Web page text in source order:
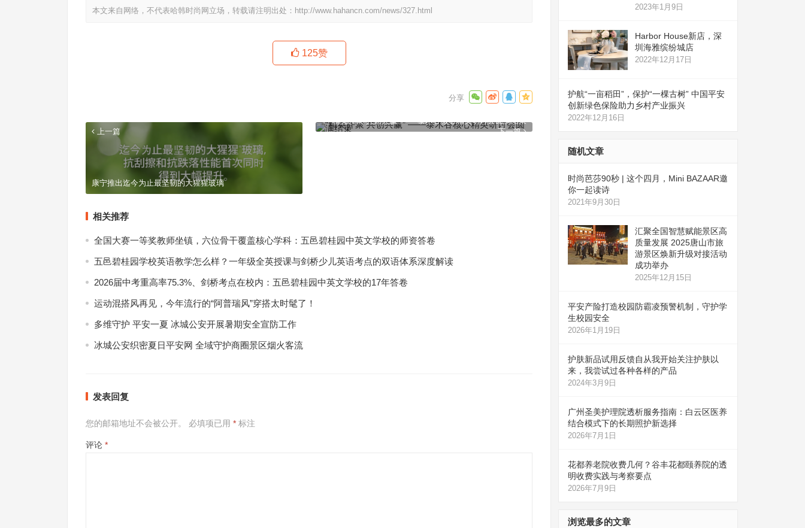
本文来自网络，不代表哈韩时尚网立场，转载请注明出处： http://www.hahancn.com/news/327.html
125赞
上一篇
康宁推出迄今为止最坚韧的大猩猩玻璃
下一篇
“精英齐聚 共创共赢” ——泰木谷核心精英研讨会圆满结束
相关推荐
全国大赛一等奖教师坐镇，六位骨干覆盖核心学科：五邑碧桂园中英文学校的师资答卷
五邑碧桂园学校英语教学怎么样？一年级全英授课与剑桥少儿英语考点的双语体系深度解读
2026届中考重高率75.3%、剑桥考点在校内：五邑碧桂园中英文学校的17年答卷
运动混搭风再见，今年流行的“阿普瑞风”穿搭太时髦了！
多维守护 平安一夏 冰城公安开展暑期安全宣防工作
冰城公安织密夏日平安网 全域守护商圈景区烟火客流
发表回复
您的邮箱地址不会被公开。 必填项已用 * 标注
评论 *
2023年1月9日
Harbor House新店，深
圳海雅缤纷城店
2022年12月17日
护航“一亩稻田”，保护“一棵古树” 中国平安
创新绿色保险助力乡村产业振兴
2022年12月16日
随机文章
时尚芭莎90秒 | 这个四月，Mini BAZAAR邀
你一起读诗
2021年9月30日
汇聚全国智慧赋能景区高
质量发展 2025唐山市旅
游景区焕新升级对接活动
成功举办
2025年12月15日
平安产险打造校园防霸凌预警机制，守护学
生校园安全
2026年1月19日
护肤新品试用反馈自从我开始关注护肤以
来，我尝试过各种各样的产品
2024年3月9日
广州圣美护理院透析服务指南：白云区医养
结合模式下的长期照护新选择
2026年7月1日
花都养老院收费几何？谷丰花都颐养院的透
明收费实践与考察要点
2026年7月9日
浏览最多的文章